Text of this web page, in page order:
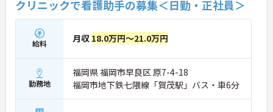
クリニックで看護助手の募集＜日勤・正社員＞
給料 月収 18.0万円～21.0万円
勤務地
福岡県 福岡市早良区 原7-4-18
福岡市地下鉄七隈線「賀茂駅」バス・車6分